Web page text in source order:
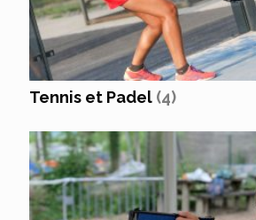
Tennis et Padel (4)